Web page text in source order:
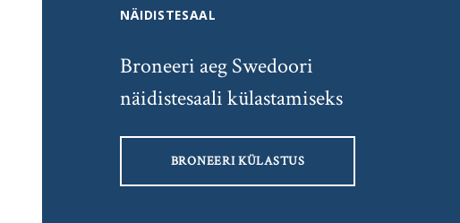
NÄIDISTESAAL
Broneeri aeg Swedoori
näidistesaali külastamiseks
BRONEERI KÜLASTUS